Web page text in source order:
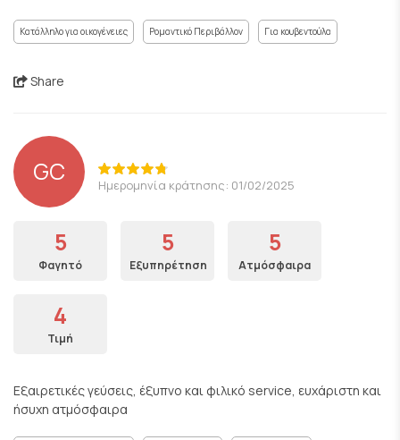
Κατάλληλο για οικογένειες Ρομαντικό Περιβάλλον Για κουβεντούλα
Share
GC Ημερομηνία κράτησης: 01/02/2025
5
Φαγητό
5
Εξυπηρέτηση
5
Ατμόσφαιρα
4
Τιμή
Εξαιρετικές γεύσεις, έξυπνο και φιλικό service, ευχάριστη και
ήσυχη ατμόσφαιρα